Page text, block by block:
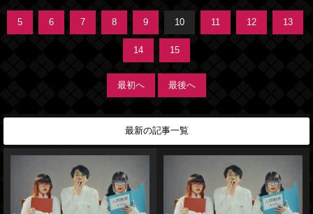
5 6 7 8 9 10 11 12 13
14 15
最初へ 最後へ
最新の記事一覧